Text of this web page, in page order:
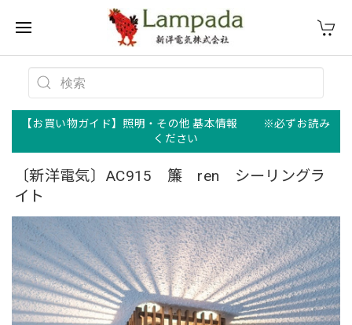
【お買い物ガイド】照明・その他 基本情報 ※必ずお読み
ください
〔新洋電気〕AC915 簾 ren シーリングラ
イト